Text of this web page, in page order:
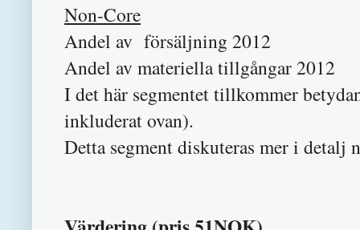
Non-Core
Andel av försäljning
Andel av materiella tillgångar
I det här segmentet tillkommer
inkluderat ovan).
Detta segment diskuteras mer i detalj